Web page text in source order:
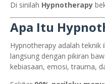
Di sinilah Hypnotherapy
Apa Itu
Hypnotherapy adalah teknik
langsung dengan pikiran
kebiasaan, emosi, trauma,